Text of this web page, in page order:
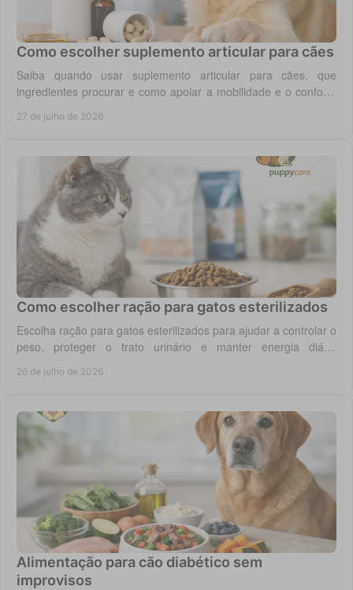
Como escolher suplemento articular para cães
Saiba quando usar suplemento articular para cães, que
ingredientes procurar e como apoiar a mobilidade e o conforto
27 de julho de 2026
Como escolher ração para gatos esterilizados
Escolha ração para gatos esterilizados para ajudar a controlar o
peso, proteger o trato urinário e manter energia diária
26 de julho de 2026
Alimentação para cão diabético sem
improvisos